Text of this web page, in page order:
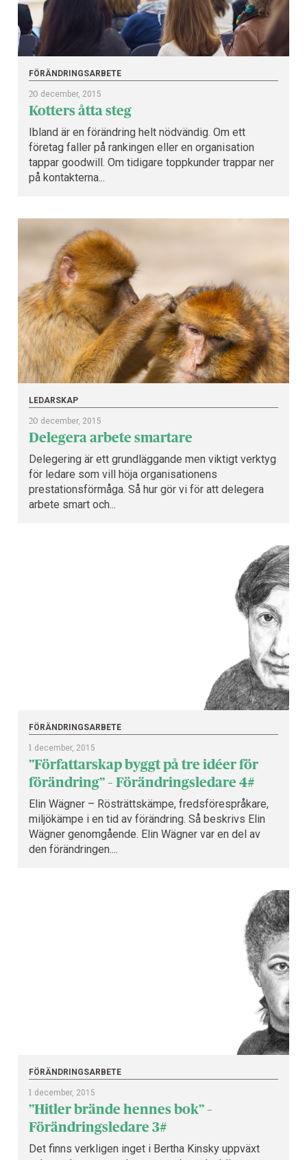
FÖRÄNDRINGSARBETE
20 december, 2015
Kotters åtta steg
Ibland är en förändring helt nödvändig. Om ett
företag faller på rankingen eller en organisation
tappar goodwill. Om tidigare toppkunder trappar ner
på kontakterna...
LEDARSKAP
20 december, 2015
Delegera arbete smartare
Delegering är ett grundläggande men viktigt verktyg
för ledare som vill höja organisationens
prestationsförmåga. Så hur gör vi för att delegera
arbete smart och...
FÖRÄNDRINGSARBETE
1 december, 2015
”Författarskap byggt på tre idéer för
förändring” – Förändringsledare 4#
Elin Wägner – Rösträttskämpe, fredsförespråkare,
miljökämpe i en tid av förändring. Så beskrivs Elin
Wägner genomgående. Elin Wägner var en del av
den förändringen....
FÖRÄNDRINGSARBETE
1 december, 2015
”Hitler brände hennes bok” –
Förändringsledare 3#
Det finns verkligen inget i Bertha Kinsky uppväxt